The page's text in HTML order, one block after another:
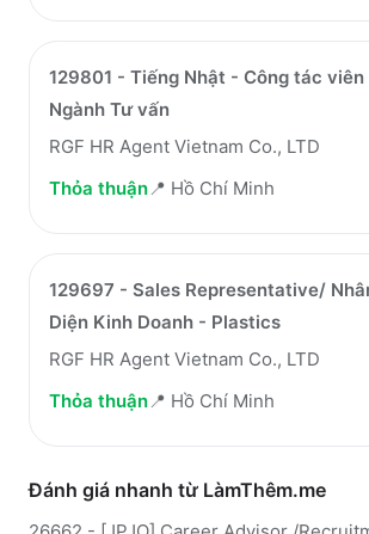
129801 - Tiếng Nhật - Công tác viên
Ngành Tư vấn
RGF HR Agent Vietnam Co., LTD
Thỏa thuận📍 Hồ Chí Minh
129697 - Sales Representative/
Diện Kinh Doanh - Plastics
RGF HR Agent Vietnam Co., LTD
Thỏa thuận📍 Hồ Chí Minh
Đánh giá nhanh từ LàmThêm.me